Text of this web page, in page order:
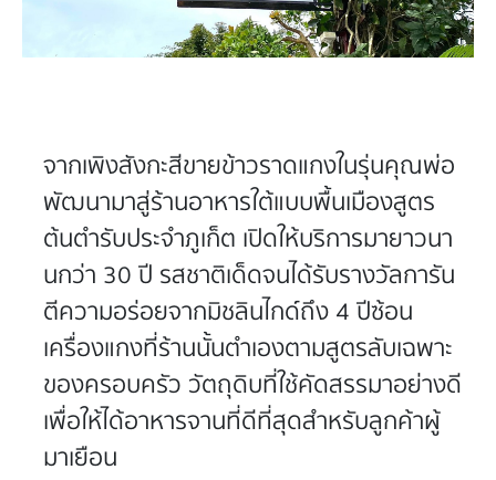
จากเพิงสังกะสีขายข้าวราดแกงในรุ่นคุณพ่อ
พัฒนามาสู่ร้านอาหารใต้แบบพื้นเมืองสูตร
ต้นตำรับประจำภูเก็ต เปิดให้บริการมายาวนา
นกว่า 30 ปี รสชาติเด็ดจนได้รับรางวัลการัน
ตีความอร่อยจากมิชลินไกด์ถึง 4 ปีซ้อน
เครื่องแกงที่ร้านนั้นตำเองตามสูตรลับเฉพาะ
ของครอบครัว วัตถุดิบที่ใช้คัดสรรมาอย่างดี
เพื่อให้ได้อาหารจานที่ดีที่สุดสำหรับลูกค้าผู้
มาเยือน